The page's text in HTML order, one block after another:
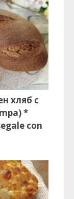
хляб с
*
con